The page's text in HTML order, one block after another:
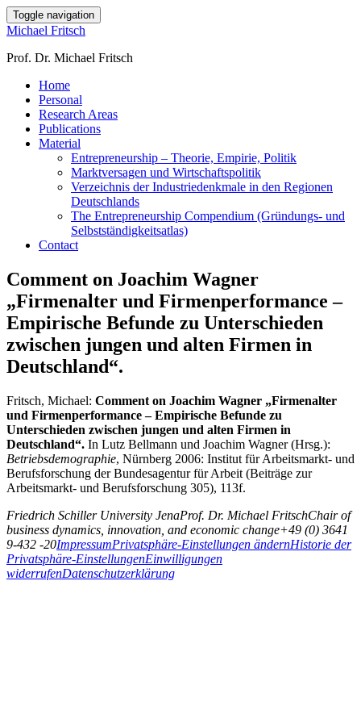
Toggle navigation
Michael Fritsch
Prof. Dr. Michael Fritsch
Home
Personal
Research Areas
Publications
Material
Entrepreneurship – Theorie, Empirie, Politik
Marktversagen und Wirtschaftspolitik
Verzeichnis der Industriedenkmale in den Regionen
Deutschlands
The Entrepreneurship Compendium (Gründungs- und
Selbstständigkeitsatlas)
Contact
Comment on Joachim Wagner
„Firmenalter und Firmenperformance –
Empirische Befunde zu Unterschieden
zwischen jungen und alten Firmen in
Deutschland“.
Fritsch, Michael: Comment on Joachim Wagner „Firmenalter
und Firmenperformance – Empirische Befunde zu
Unterschieden zwischen jungen und alten Firmen in
Deutschland“. In Lutz Bellmann und Joachim Wagner (Hrsg.):
Betriebsdemographie, Nürnberg 2006: Insti­tut für Arbeitsmarkt- und
Berufsforschung der Bundesagentur für Arbeit (Beiträge zur
Arbeitsmarkt- und Be­rufsforschung 305), 113f.
Friedrich Schiller University JenaProf. Dr. Michael FritschChair of
business dynamics, innovation, and economic change+49 (0) 3641
9-432 -20ImpressumPrivatsphäre-Einstellungen ändernHistorie der
Privatsphäre-EinstellungenEinwilligungen
widerrufenDatenschutzerklärung